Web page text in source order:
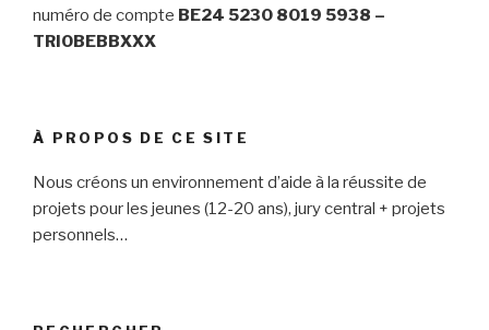
numéro de compte BE24 5230 8019 5938 –
TRIOBEBBXXX
À PROPOS DE CE SITE
Nous créons un environnement d’aide à la réussite de
projets pour les jeunes (12-20 ans), jury central + projets
personnels…